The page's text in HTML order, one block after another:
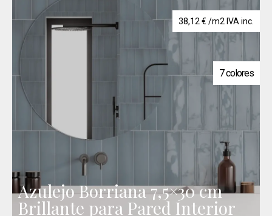
38,12 € /m2 IVA inc.
7 colores
Azulejo Borriana 7,5×30 cm
Brillante para Pared Interior